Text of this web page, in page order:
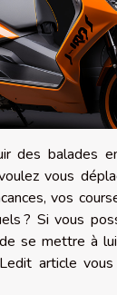
des balades
vous
vos
? Si vous
se mettre à
article